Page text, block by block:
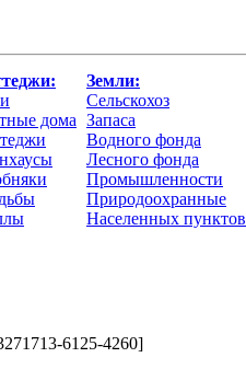
дома
Земли:
Сельскохоз
Запаса
Водного фонда
Лесного фонда
Промышленности
Природоохранные
Населенных пунктов
6125-4260]